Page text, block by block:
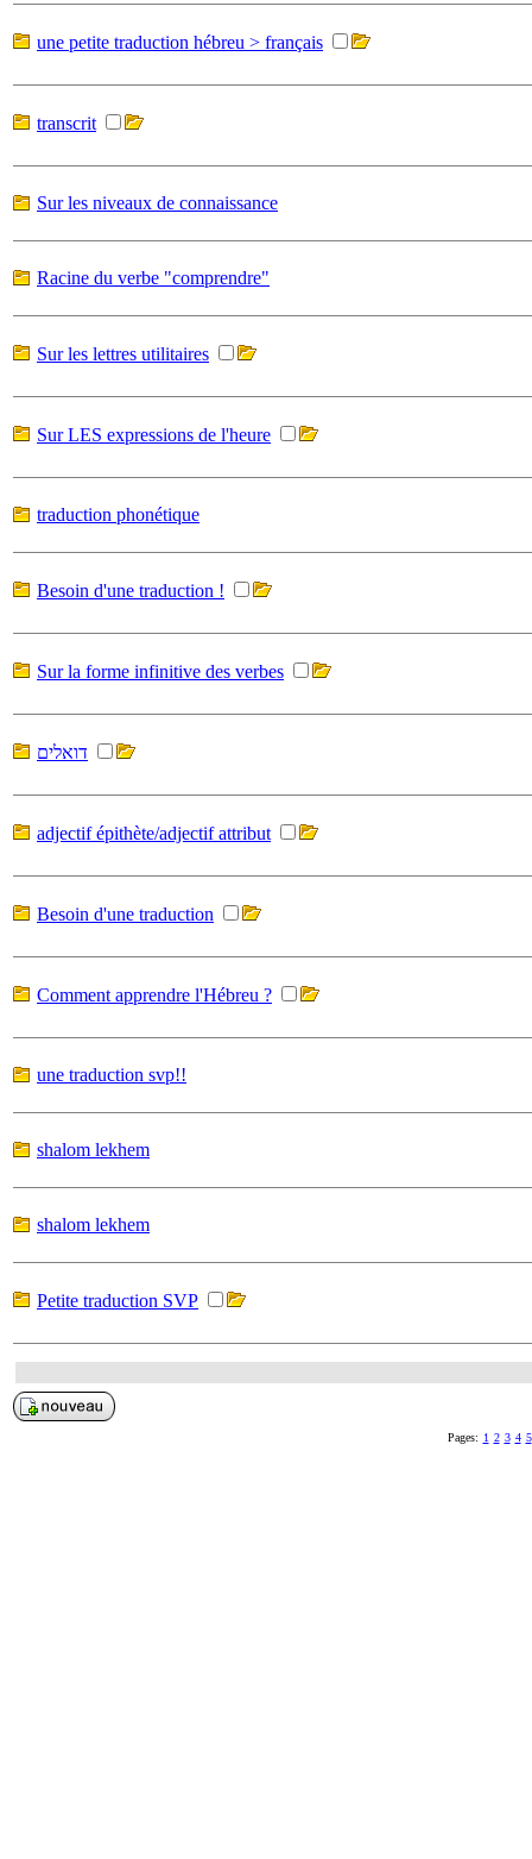
une petite traduction hébreu > français
transcrit
Sur les niveaux de connaissance
Racine du verbe "comprendre"
Sur les lettres utilitaires
Sur LES expressions de l'heure
traduction phonétique
Besoin d'une traduction !
Sur la forme infinitive des verbes
דואלים
adjectif épithète/adjectif attribut
Besoin d'une traduction
Comment apprendre l'Hébreu ?
une traduction svp!!
shalom lekhem
shalom lekhem
Petite traduction SVP
Pages: 1 2 3 4 5